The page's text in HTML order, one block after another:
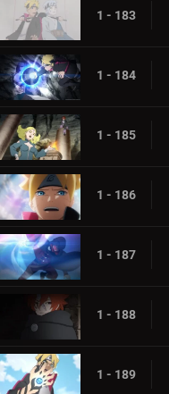
1 - 183
1 - 184
1 - 185
1 - 186
1 - 187
1 - 188
1 - 189